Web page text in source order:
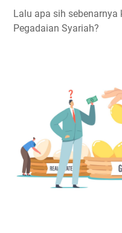
Lalu apa sih
Pegadaian Syariah?